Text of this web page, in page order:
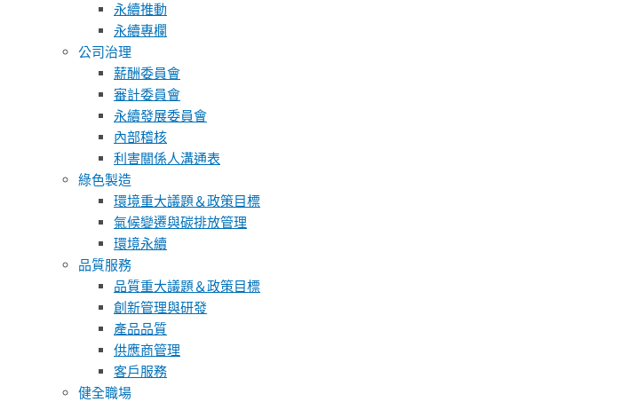
永續推動
永續專欄
公司治理
薪酬委員會
審計委員會
永續發展委員會
內部稽核
利害關係人溝通表
綠色製造
環境重大議題＆政策目標
氣候變遷與碳排放管理
環境永續
品質服務
品質重大議題＆政策目標
創新管理與研發
產品品質
供應商管理
客戶服務
健全職場